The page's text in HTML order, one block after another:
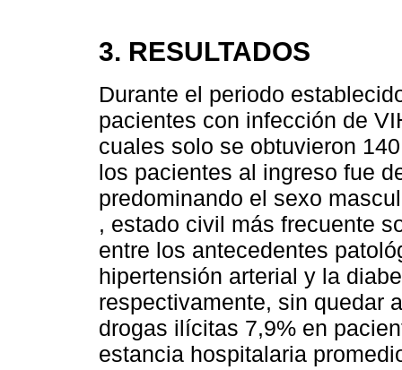
3. RESULTADOS
Durante el periodo
pacientes con infección de
cuales solo se obtuvieron
los pacientes al ingreso fue
predominando el sexo
, estado civil más frecuente
entre los antecedentes
hipertensión arterial y la
respectivamente, sin quedar
drogas ilícitas 7,9% en
estancia hospitalaria